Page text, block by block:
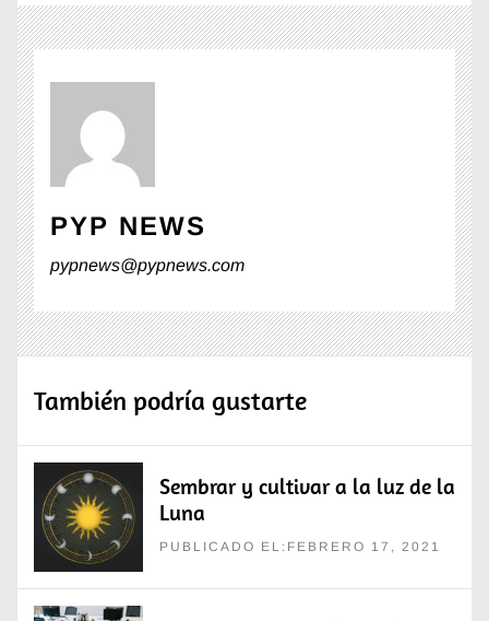
PYP NEWS
pypnews@pypnews.com
También podría gustarte
Sembrar y cultivar a la luz de la
Luna
PUBLICADO EL:FEBRERO 17, 2021